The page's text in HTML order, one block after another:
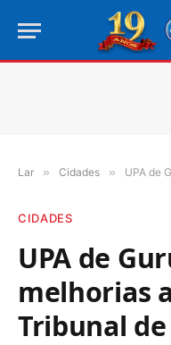
Lar » Cidades » UPA de
CIDADES
UPA de
melhorias
Tribunal